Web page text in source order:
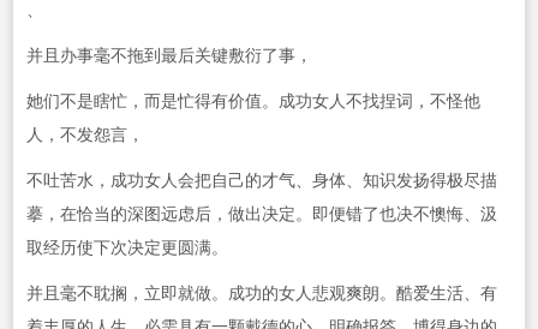
、
并且办事毫不拖到最后关键敷衍了事，
她们不是瞎忙，而是忙得有价值。成功女人不找捏词，不怪他
人，不发怨言，
不吐苦水，成功女人会把自己的才气、身体、知识发扬得极尽描
摹，在恰当的深图远虑后，做出决定。即便错了也决不懊悔、汲
取经历使下次决定更圆满。
并且毫不耽搁，立即就做。成功的女人悲观爽朗。酷爱生活、有